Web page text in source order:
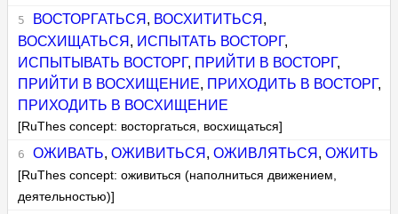
ВОСТОРГАТЬСЯ , ВОСХИТИТЬСЯ ,
ВОСХИЩАТЬСЯ , ИСПЫТАТЬ ВОСТОРГ,
ИСПЫТЫВАТЬ ВОСТОРГ, ПРИЙТИ В ВОСТОРГ,
ПРИЙТИ В ВОСХИЩЕНИЕ, ПРИХОДИТЬ В ВОСТОРГ,
ПРИХОДИТЬ В ВОСХИЩЕНИЕ
[RuThes concept: восторгаться, восхищаться]
ОЖИВАТЬ, ОЖИВИТЬСЯ , ОЖИВЛЯТЬСЯ , ОЖИТЬ
[RuThes concept: оживиться (наполниться движением,
деятельностью)]